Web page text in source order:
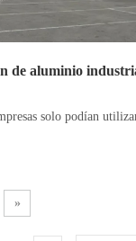
solo podían
»